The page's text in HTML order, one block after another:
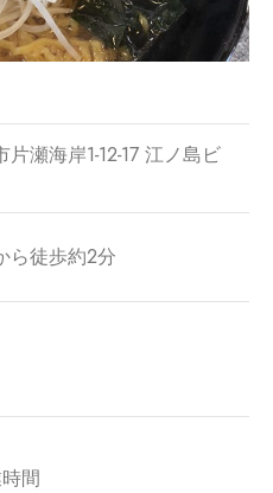
瀬海岸1-12-17 江ノ島ビ
ら徒歩約2分
間